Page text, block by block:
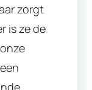
zorgt
is ze de